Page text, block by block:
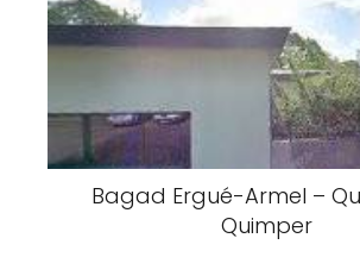
Bagad Ergué-Armel –
Quimper